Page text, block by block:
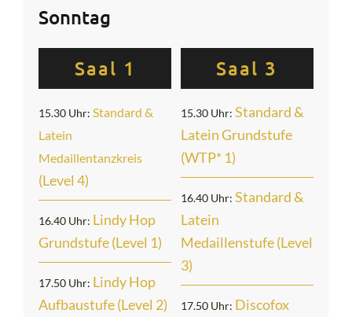
Sonntag
Saal 1
15.30 Uhr:Standard &
Latein
Medaillentanzkreis
(Level 4)
16.40 Uhr: Lindy Hop
Grundstufe (Level 1)
17.50 Uhr: Lindy Hop
Aufbaustufe (Level 2)
Saal 3
15.30 Uhr: Standard &
Latein Grundstufe
(WTP* 1)
16.40 Uhr: Standard &
Latein
Medaillenstufe (Level
3)
17.50 Uhr: Discofox